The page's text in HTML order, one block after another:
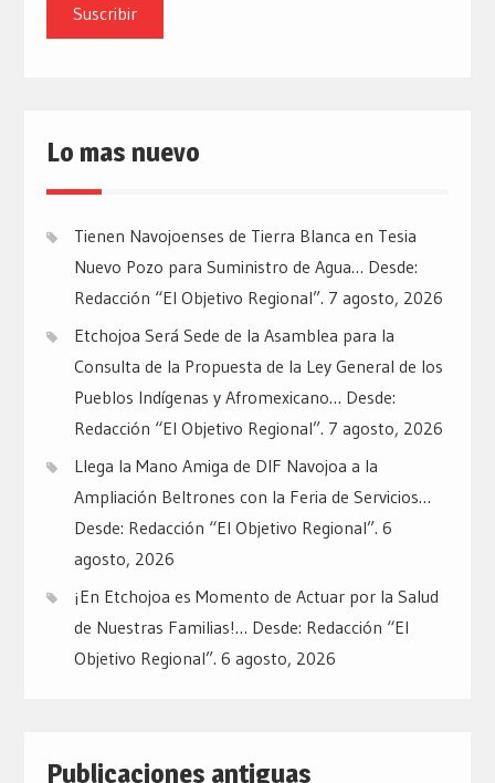
email
Lo mas nuevo
Tienen Navojoenses de Tierra Blanca en Tesia
Nuevo Pozo para Suministro de Agua… Desde:
Redacción “El Objetivo Regional”. 7 agosto, 2026
Etchojoa Será Sede de la Asamblea para la
Consulta de la Propuesta de la Ley General de los
Pueblos Indígenas y Afromexicano… Desde:
Redacción “El Objetivo Regional”. 7 agosto, 2026
Llega la Mano Amiga de DIF Navojoa a la
Ampliación Beltrones con la Feria de Servicios…
Desde: Redacción “El Objetivo Regional”. 6
agosto, 2026
¡En Etchojoa es Momento de Actuar por la Salud
de Nuestras Familias!… Desde: Redacción “El
Objetivo Regional”. 6 agosto, 2026
Publicaciones antiguas